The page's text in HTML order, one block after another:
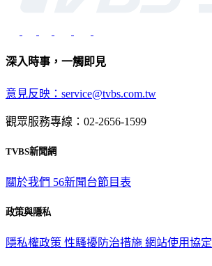
深入時事，一觸即見
意見反映：service@tvbs.com.tw
觀眾服務專線：02-2656-1599
TVBS新聞網
關於我們 56新聞台節目表
政策與隱私
隱私權政策 性騷擾防治措施 網站使用協定